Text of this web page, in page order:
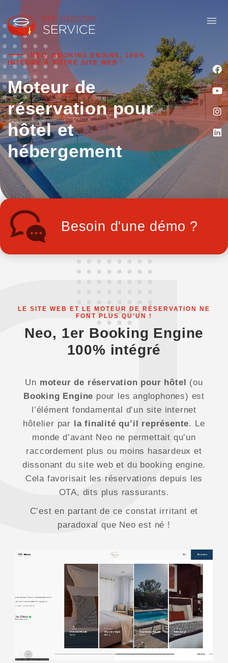
menu
NEO, BOOKING ENGINE, 100%
INTÉGRÉ À VOTRE SITE WEB !
Moteur de
réservation pour
hôtel et
hébergement
Besoin d'une démo ?
LE SITE WEB ET LE MOTEUR DE RÉSERVATION NE
FONT PLUS QU’UN !
Neo, 1er Booking Engine
100% intégré
Un moteur de réservation pour hôtel (ou
Booking Engine pour les anglophones) est
l’élément fondamental d’un site internet
hôtelier par la finalité qu’il représente. Le
monde d’avant Neo ne permettait qu’un
raccordement plus ou moins hasardeux et
dissonant du site web et du booking engine.
Cela favorisait les réservations depuis les
OTA, dits plus rassurants.
C’est en partant de ce constat irritant et
paradoxal que Neo est né !